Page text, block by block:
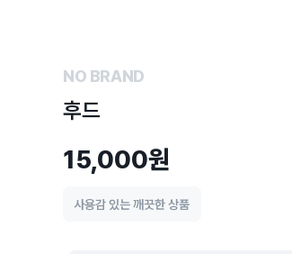
NO BRAND
후드
15,000원
사용감 있는 깨끗한 상품